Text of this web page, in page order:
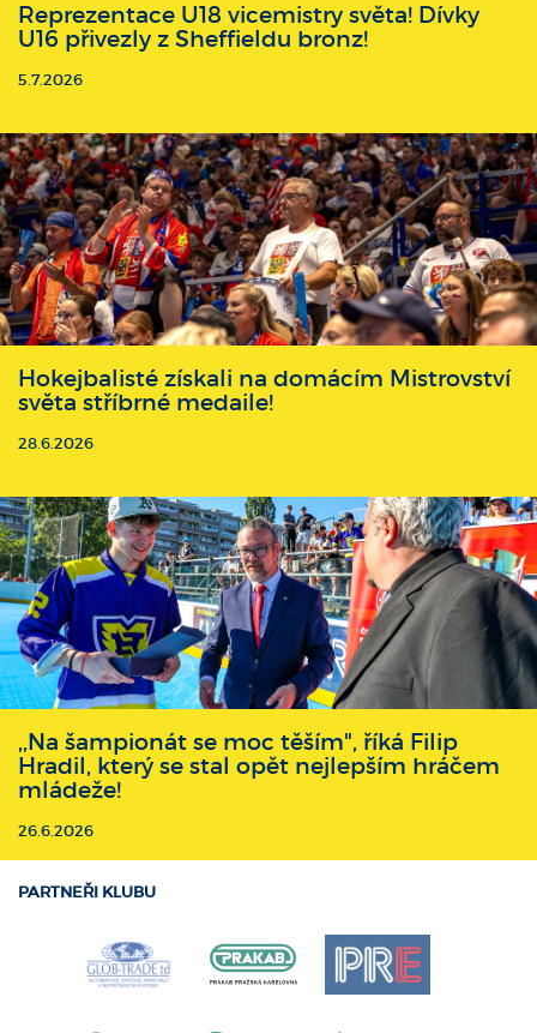
Reprezentace U18 vicemistry světa! Dívky
U16 přivezly z Sheffieldu bronz!
5.7.2026
Hokejbalisté získali na domácím Mistrovství
světa stříbrné medaile!
28.6.2026
,,Na šampionát se moc těším", říká Filip
Hradil, který se stal opět nejlepším hráčem
mládeže!
26.6.2026
PARTNEŘI KLUBU